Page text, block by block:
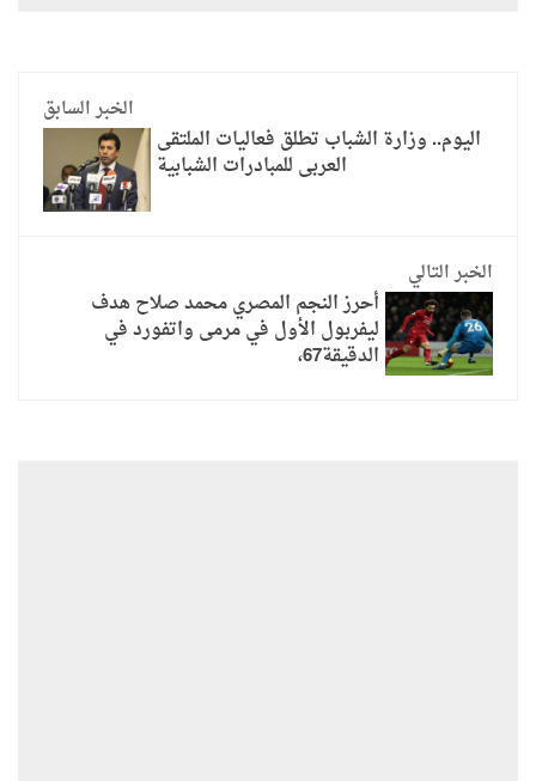
الخبر السابق
اليوم.. وزارة الشباب تطلق فعاليات الملتقى
العربى للمبادرات الشبابية
الخبر التالي
أحرز النجم المصري محمد صلاح هدف
ليفربول الأول في مرمى واتفورد في
الدقيقة67،